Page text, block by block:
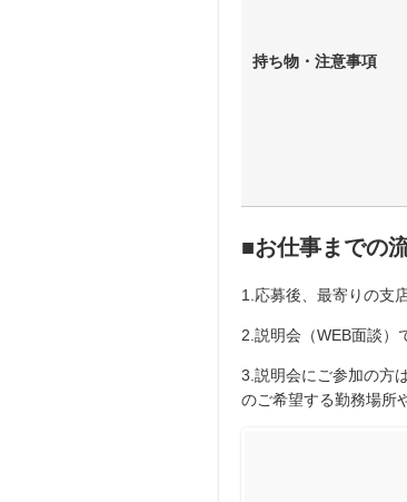
持ち物・注意事項
■お仕事までの
1.応募後、最寄りの支
2.説明会（WEB面談）
3.説明会にご参加の方
のご希望する勤務場所